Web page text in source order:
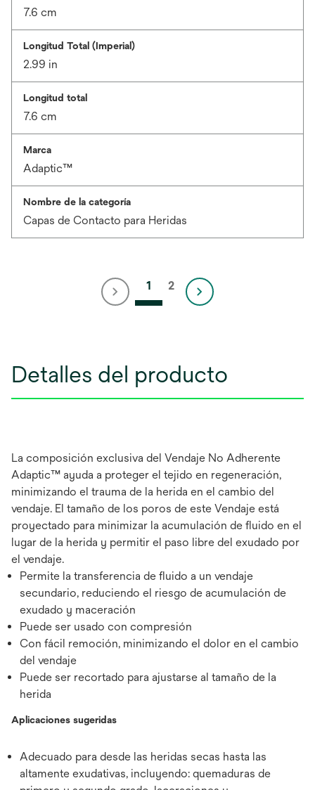
7.6 cm
Longitud Total (Imperial)
2.99 in
Longitud total
7.6 cm
Marca
Adaptic™
Nombre de la categoría
Capas de Contacto para Heridas
1 2
Detalles del producto
La composición exclusiva del Vendaje No Adherente
Adaptic™ ayuda a proteger el tejido en regeneración,
minimizando el trauma de la herida en el cambio del
vendaje. El tamaño de los poros de este Vendaje está
proyectado para minimizar la acumulación de fluido en el
lugar de la herida y permitir el paso libre del exudado por
el vendaje.
Permite la transferencia de fluido a un vendaje
secundario, reduciendo el riesgo de acumulación de
exudado y maceración
Puede ser usado con compresión
Con fácil remoción, minimizando el dolor en el cambio
del vendaje
Puede ser recortado para ajustarse al tamaño de la
herida
Aplicaciones sugeridas
Adecuado para desde las heridas secas hasta las
altamente exudativas, incluyendo: quemaduras de